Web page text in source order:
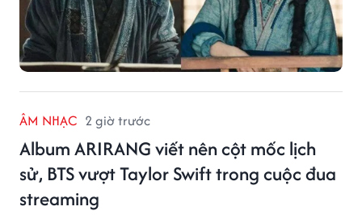
ÂM NHẠC 2 giờ trước
Album ARIRANG viết nên cột mốc lịch
sử, BTS vượt Taylor Swift trong cuộc đua
streaming